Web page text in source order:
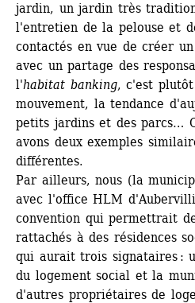
jardin, un jardin très
l'entretien de la pelouse et
contactés en vue de créer
avec un partage des
l'habitat banking, c'est
mouvement, la tendance
petits jardins et des parcs…
avons deux exemples
différentes.
Par ailleurs, nous (la
avec l'office HLM
convention qui permettrait
rattachés à des résidences
qui aurait trois signataires :
du logement social et la
d'autres propriétaires de